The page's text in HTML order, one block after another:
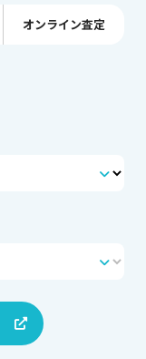
オンライン査定